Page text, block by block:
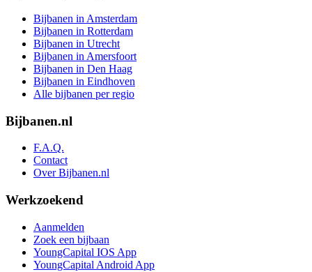
Bijbanen in Amsterdam
Bijbanen in Rotterdam
Bijbanen in Utrecht
Bijbanen in Amersfoort
Bijbanen in Den Haag
Bijbanen in Eindhoven
Alle bijbanen per regio
Bijbanen.nl
F.A.Q.
Contact
Over Bijbanen.nl
Werkzoekend
Aanmelden
Zoek een bijbaan
YoungCapital IOS App
YoungCapital Android App